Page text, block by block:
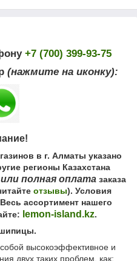
+7 (700) 399-93-75
(нажмите на иконку):
в г. Алматы указано
регионы Казахстана
полная оплатазаказа
отзывы). Условия
ассортимент нашего
lemon-island.kz.
высокоэффективное и
двух таких проблем, как: